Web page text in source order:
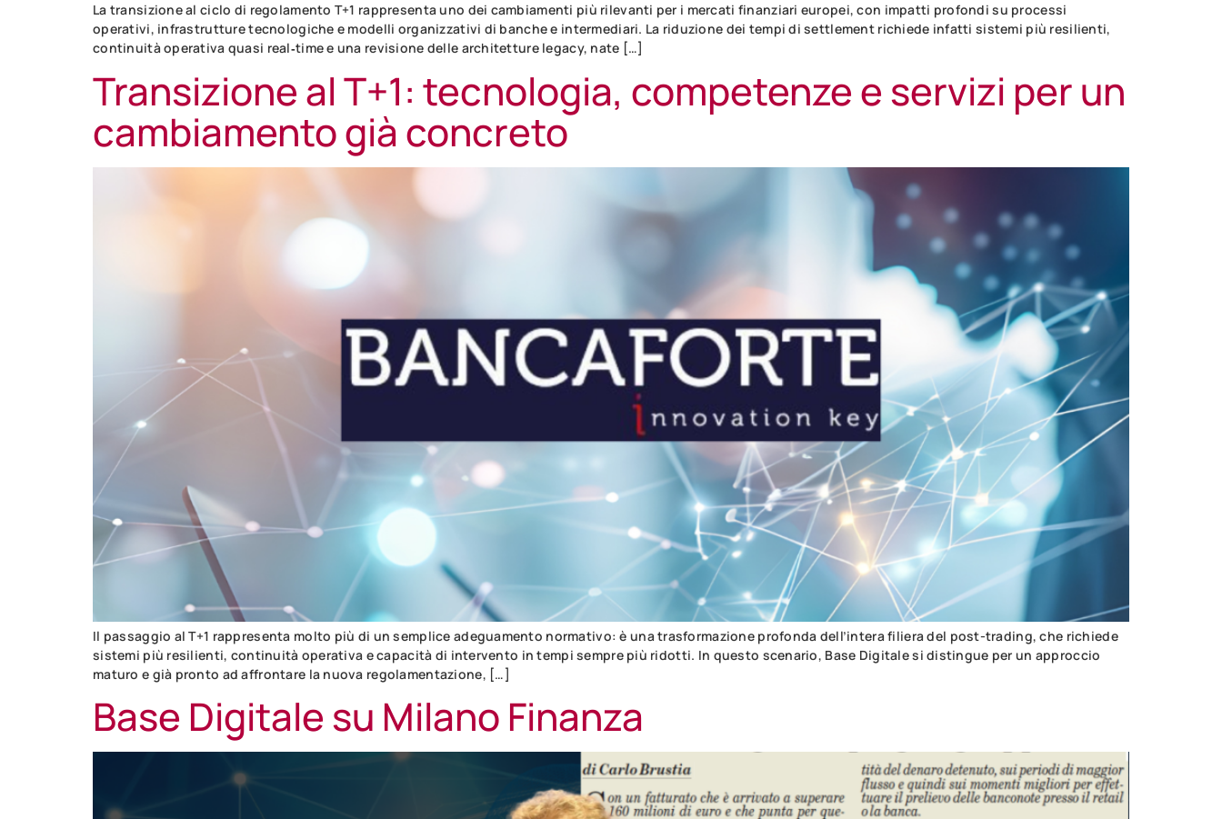
La transizione al ciclo di regolamento T+1 rappresenta uno dei cambiamenti più rilevanti per i mercati finanziari europei, con impatti profondi su processi
operativi, infrastrutture tecnologiche e modelli organizzativi di banche e intermediari. La riduzione dei tempi di settlement richiede infatti sistemi più resilienti,
continuità operativa quasi real‑time e una revisione delle architetture legacy, nate […]
Transizione al T+1: tecnologia, competenze e servizi per un
cambiamento già concreto
Il passaggio al T+1 rappresenta molto più di un semplice adeguamento normativo: è una trasformazione profonda dell’intera filiera del post-trading, che richiede
sistemi più resilienti, continuità operativa e capacità di intervento in tempi sempre più ridotti. In questo scenario, Base Digitale si distingue per un approccio
maturo e già pronto ad affrontare la nuova regolamentazione, […]
Base Digitale su Milano Finanza